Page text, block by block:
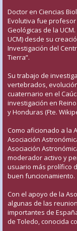
Doctor en Ciencias
Evolutiva fue profesor
Geológicas de la
UCM) desde su
Investigación del
Tierra”.
Su trabajo de
vertebrados,
cuaternario en el
investigación en
y Honduras (Fte.
Como aficionado a la
Asociación
Asociación
moderador activo y
usuario más prolífico
buen funcionamiento.
Con el apoyo de la
algunas de las
importantes de
de Toledo, conocida